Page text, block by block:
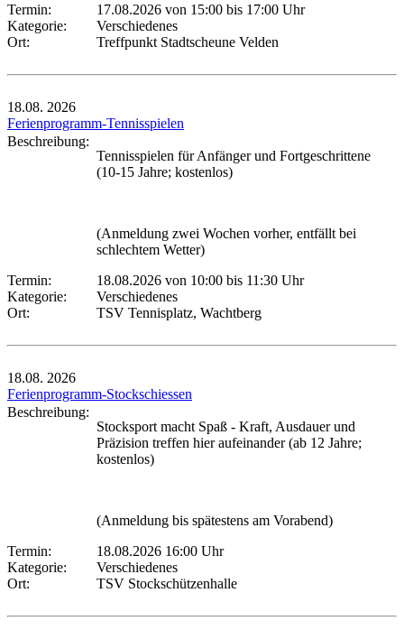
Termin:
17.08.2026 von 15:00 bis 17:00 Uhr
Kategorie:
Verschiedenes
Ort:
Treffpunkt Stadtscheune Velden
18.08. 2026
Ferienprogramm-Tennisspielen
Beschreibung:
Tennisspielen für Anfänger und Fortgeschrittene
(10-15 Jahre; kostenlos)
(Anmeldung zwei Wochen vorher, entfällt bei
schlechtem Wetter)
Termin:
18.08.2026 von 10:00 bis 11:30 Uhr
Kategorie:
Verschiedenes
Ort:
TSV Tennisplatz, Wachtberg
18.08. 2026
Ferienprogramm-Stockschiessen
Beschreibung:
Stocksport macht Spaß - Kraft, Ausdauer und
Präzision treffen hier aufeinander (ab 12 Jahre;
kostenlos)
(Anmeldung bis spätestens am Vorabend)
Termin:
18.08.2026 16:00 Uhr
Kategorie:
Verschiedenes
Ort:
TSV Stockschützenhalle